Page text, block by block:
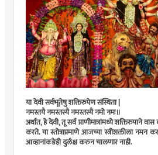
या देवी सर्वभूतेषु शक्तिरुपेण संस्थिता |
नमस्तयै नमस्तस्यै नमस्तस्यै नमो नमः॥
अर्थात, हे देवी, तू सर्व प्राणीमात्रांमध्ये शक्तिरुपाने
करते. या स्तोत्राप्रमाणे आजच्या स्त्रीशक्तीला नमन
आव्हानांकडेही दुर्लक्ष करुन चालणार नाही.